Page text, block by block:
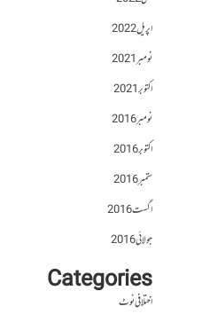
اپریل 2022
نومبر 2021
اکتوبر 2021
نومبر 2016
اکتوبر 2016
ستمبر 2016
اگست 2016
جولائی 2016
Categories
اختلافی نوٹ